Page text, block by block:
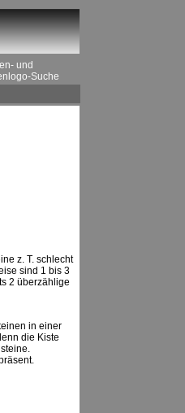
und
Suche
z. T. schlecht
sind 1 bis 3
2 überzählige
in einer
die Kiste